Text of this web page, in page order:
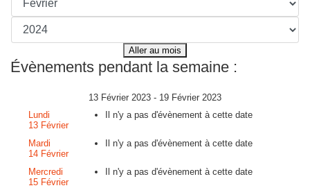
Aller au mois
Évènements pendant la semaine :
13 Février 2023 - 19 Février 2023
Lundi
13 Février
Il n'y a pas d'évènement à cette date
Mardi
14 Février
Il n'y a pas d'évènement à cette date
Mercredi
15 Février
Il n'y a pas d'évènement à cette date